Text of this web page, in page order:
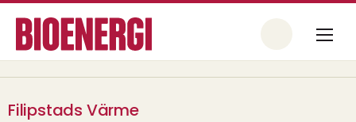
Filipstads Värme